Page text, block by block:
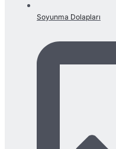
Soyunma Dolapları